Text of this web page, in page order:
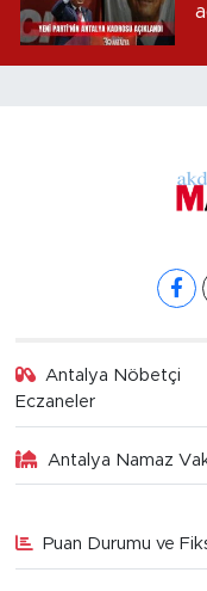
Antalya Nöbetçi
Eczaneler
Antalya Namaz
Puan Durumu ve